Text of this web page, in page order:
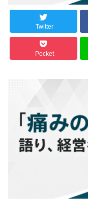
Twitter
Pocket